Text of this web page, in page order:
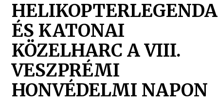
HELIKOPTERLEGENDA
ÉS KATONAI
KÖZELHARC A VIII.
VESZPRÉMI
HONVÉDELMI NAPON